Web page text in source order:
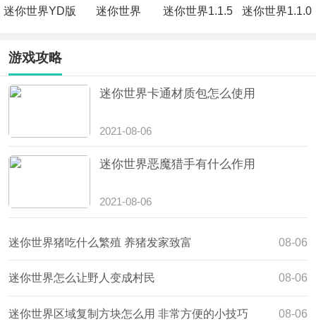
迷你世界YD版 迷你世界
迷你世界1.1.5
迷你世界1.1.0
游戏攻略
迷你世界卡通材质包怎么使用
2021-08-06
迷你世界恶魔猎手有什么作用
2021-08-06
08-06
迷你世界猪吃什么繁殖 养猪发家致富
08-06
迷你世界怎么让野人变成村民
08-06
迷你世界区域复制方块怎么用 非常方便的小技巧